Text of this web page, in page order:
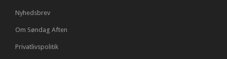
Nyhedsbrev
Om Søndag Aften
Privatlivspolitik